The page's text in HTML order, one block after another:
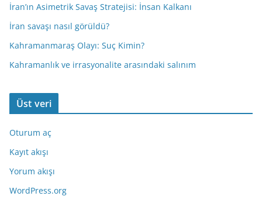
İran’ın Asimetrik Savaş Stratejisi: İnsan Kalkanı
İran savaşı nasıl görüldü?
Kahramanmaraş Olayı: Suç Kimin?
Kahramanlık ve irrasyonalite arasındaki salınım
Üst veri
Oturum aç
Kayıt akışı
Yorum akışı
WordPress.org